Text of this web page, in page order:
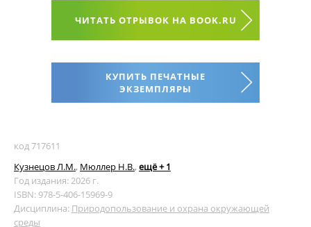
ЧИТАТЬ ОТРЫВОК НА BOOK.RU
КУПИТЬ ПЕЧАТНЫЕ
ЭКЗЕМПЛЯРЫ
код 717611
Кузнецов Л.М., Мюллер Н.В., ещё + 1
Год издания: 2026 г.
ISBN: 978-5-406-15969-9
Дисциплина: Природопользование и охрана окружающей
среды